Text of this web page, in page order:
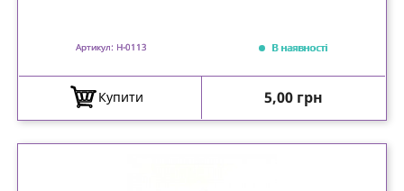
Артикул: Н-0113 В наявності
Купити Ціна
5,00 грн